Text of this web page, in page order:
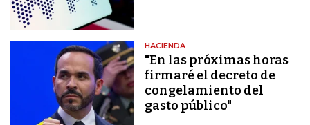
HACIENDA
"En las próximas horas
firmaré el decreto de
congelamiento del
gasto público"